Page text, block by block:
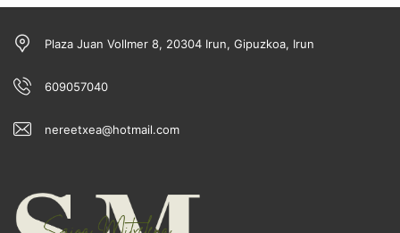
Plaza Juan Vollmer 8, 20304 Irun, Gipuzkoa, Irun
609057040
nereetxea@hotmail.com